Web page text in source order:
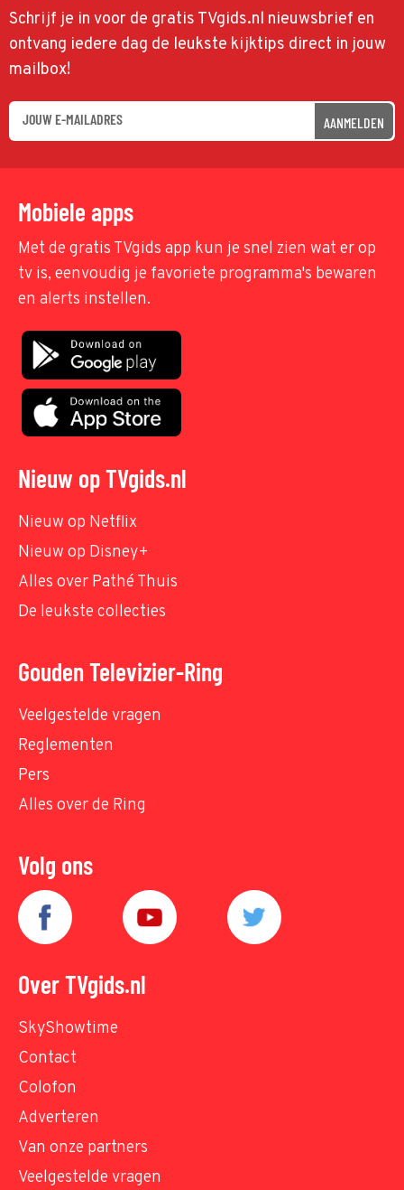
Schrijf je in voor de gratis TVgids.nl nieuwsbrief en
ontvang iedere dag de leukste kijktips direct in jouw
mailbox!
AANMELDEN
Mobiele apps
Met de gratis TVgids app kun je snel zien wat er op
tv is, eenvoudig je favoriete programma's bewaren
en alerts instellen.
Nieuw op TVgids.nl
Nieuw op Netflix
Nieuw op Disney+
Alles over Pathé Thuis
De leukste collecties
Gouden Televizier-Ring
Veelgestelde vragen
Reglementen
Pers
Alles over de Ring
Volg ons
Over TVgids.nl
SkyShowtime
Contact
Colofon
Adverteren
Van onze partners
Veelgestelde vragen